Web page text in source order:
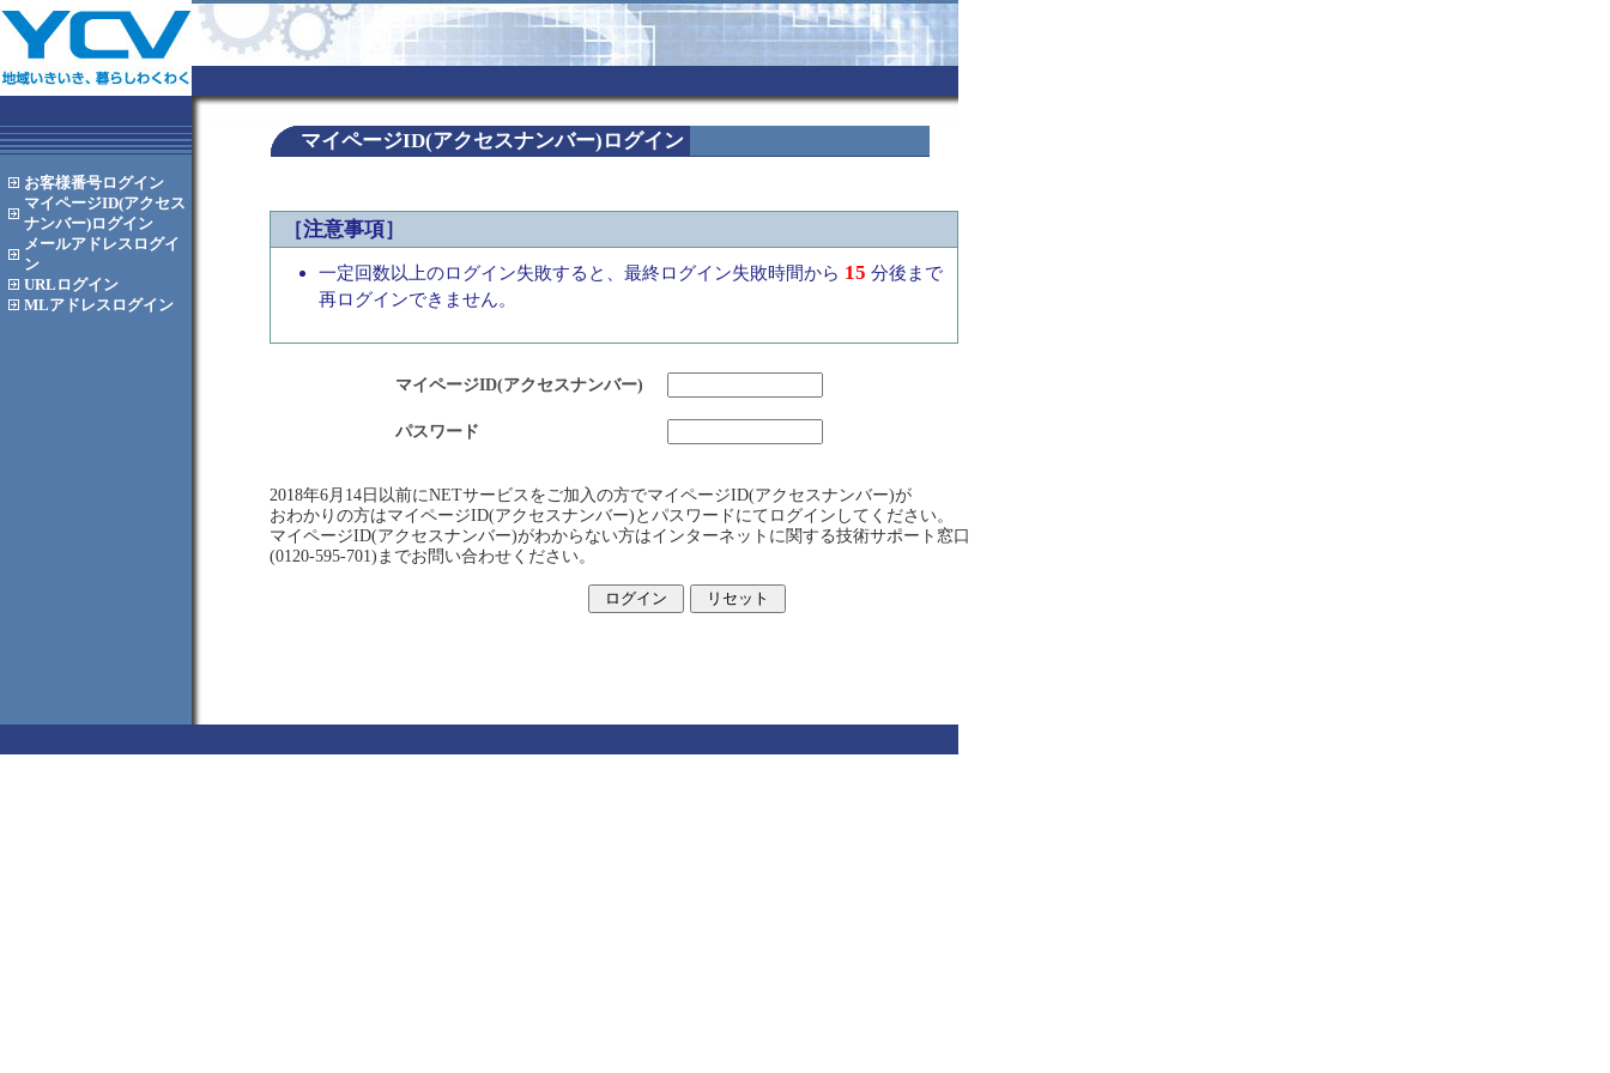
お客様番号ログイン
マイページID(アクセス
ナンバー)ログイン
メールアドレス ログイ
ン
URL ログイン
MLアドレス ログイン
マイページID(アクセスナンバー)ログイン
［注意事項］
一定回数以上のログイン失敗すると、最終ログイン失敗時間から 15 分後まで
再ログインできません。
マイページID(アクセスナンバー)
パスワード
2018年6月14日以前にNETサービスをご加入の方でマイページID(アクセスナンバー)が
おわかりの方はマイページID(アクセスナンバー)とパスワードにてログインしてください。
マイページID(アクセスナンバー)がわからない方はインターネットに関する技術サポート窓口
(0120-595-701)までお問い合わせください。